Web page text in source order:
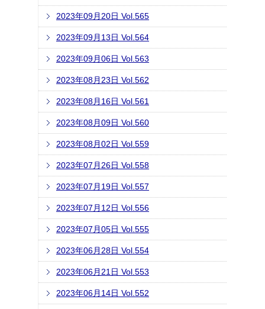
2023年09月20日 Vol.565
2023年09月13日 Vol.564
2023年09月06日 Vol.563
2023年08月23日 Vol.562
2023年08月16日 Vol.561
2023年08月09日 Vol.560
2023年08月02日 Vol.559
2023年07月26日 Vol.558
2023年07月19日 Vol.557
2023年07月12日 Vol.556
2023年07月05日 Vol.555
2023年06月28日 Vol.554
2023年06月21日 Vol.553
2023年06月14日 Vol.552